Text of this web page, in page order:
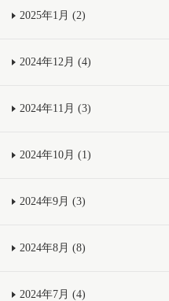
2025年1月 (2)
2024年12月 (4)
2024年11月 (3)
2024年10月 (1)
2024年9月 (3)
2024年8月 (8)
2024年7月 (4)